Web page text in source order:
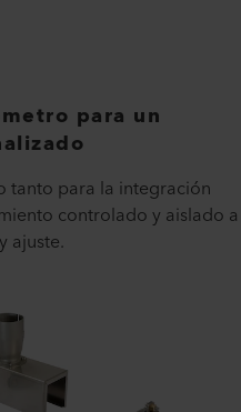
para un
tanto para la integración
controlado y aislado a
ajuste.